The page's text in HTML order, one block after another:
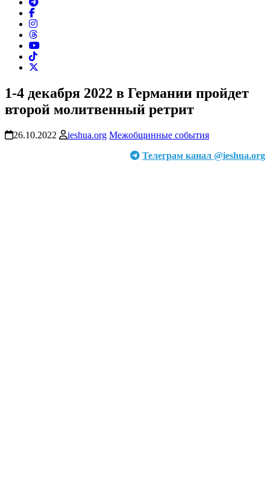
1-4 декабря 2022 в Германии пройдет
второй молитвенный ретрит
26.10.2022 ieshua.org Межобщинные события
Телеграм канал @ieshua.org